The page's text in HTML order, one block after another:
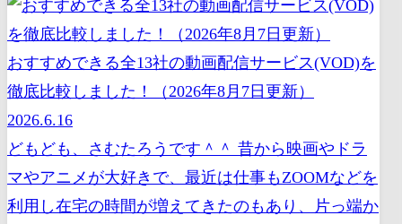
おすすめできる全13社の動画配信サービス(VOD)を
徹底比較しました！（2026年8月7日更新）
2026.6.16
どもども、さむたろうです＾＾ 昔から映画やドラ
マやアニメが大好きで、最近は仕事もZOOMなどを
利用し在宅の時間が増えてきたのもあり、片っ端か